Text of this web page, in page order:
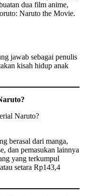
dua film anime,
Naruto the Movie.
jawab sebagai penulis
kisah hidup anak
berasal dari manga,
dan pemasukan lainnya
yang terkumpul
setara Rp143,4